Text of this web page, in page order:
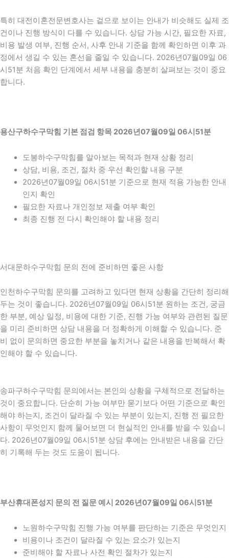
특히 대전이혼전문변호사는 겉으로 보이는 안내가 비슷해도 실제 조
건이나 진행 방식이 다를 수 있습니다. 상담 가능 시간, 필요한 자료,
비용 발생 여부, 진행 순서, 사후 안내 기준을 함께 확인하면 이후 과
정에서 생길 수 있는 혼선을 줄일 수 있습니다. 2026년07월09일 06
시51분 처음 확인 단계에서 세부 내용을 충분히 살펴보는 것이 중요
합니다.
용산구하수구막힘 기본 점검 항목 2026년07월09일 06시51분
도봉하수구막힘를 알아보는 목적과 현재 상황 정리
상담, 비용, 조건, 절차 중 우선 확인할 내용 구분
2026년07월09일 06시51분 기준으로 현재 적용 가능한 안내
인지 확인
필요한 자료나 개인정보 제출 여부 확인
최종 진행 전 다시 확인해야 할 내용 정리
서대문하수구막힘 문의 전에 준비하면 좋은 사항
인천하수구막힘 문의를 고려하고 있다면 현재 상황을 간단히 정리해
두는 것이 좋습니다. 2026년07월09일 06시51분 원하는 조건, 궁금
한 부분, 예상 일정, 비용에 대한 기준, 진행 가능 여부와 관련된 질문
을 미리 준비하면 상담 내용을 더 정확하게 이해할 수 있습니다. 준
비 없이 문의하면 중요한 부분을 놓치거나 같은 내용을 반복해서 확
인해야 할 수 있습니다.
송파구하수구막힘 문의에서는 본인의 상황을 구체적으로 전달하는
것이 중요합니다. 단순히 가능 여부만 묻기보다 어떤 기준으로 확인
해야 하는지, 조건이 달라질 수 있는 부분이 있는지, 진행 전 필요한
사항이 무엇인지 함께 물어보면 더 현실적인 안내를 받을 수 있습니
다. 2026년07월09일 06시51분 상담 후에는 안내받은 내용을 간단
히 기록해 두는 것도 도움이 됩니다.
부산휴대폰성지 문의 전 질문 예시 2026년07월09일 06시51분
노원하수구막힘 진행 가능 여부를 판단하는 기준은 무엇인지
비용이나 조건이 달라질 수 있는 요소가 있는지
준비해야 할 자료나 사전 확인 절차가 있는지